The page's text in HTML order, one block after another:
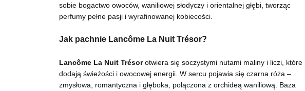
sobie bogactwo owoców, waniliowej słodyczy i orientalnej głębi, tworząc
perfumy pełne pasji i wyrafinowanej kobiecości.
Jak pachnie Lancôme La Nuit Trésor?
Lancôme La Nuit Trésorotwiera się soczystymi nutami maliny i liczi, które
dodają świeżości i owocowej energii. W sercu pojawia się czarna róża –
zmysłowa, romantyczna i głęboka, połączona z orchideą waniliową. Baza